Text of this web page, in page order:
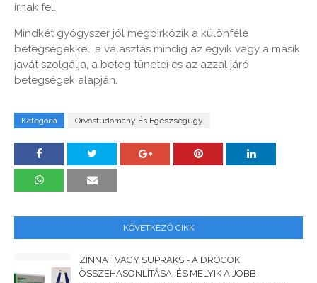
írnak fel.
Mindkét gyógyszer jól megbirkózik a különféle
betegségekkel, a választás mindig az egyik vagy a másik
javát szolgálja, a beteg tünetei és az azzal járó
betegségek alapján.
Kategória Orvostudomány És Egészségügy
KÖVETKEZŐ CIKK
ZINNAT VAGY SUPRAKS - A DROGOK
ÖSSZEHASONLÍTÁSA, ÉS MELYIK A JOBB